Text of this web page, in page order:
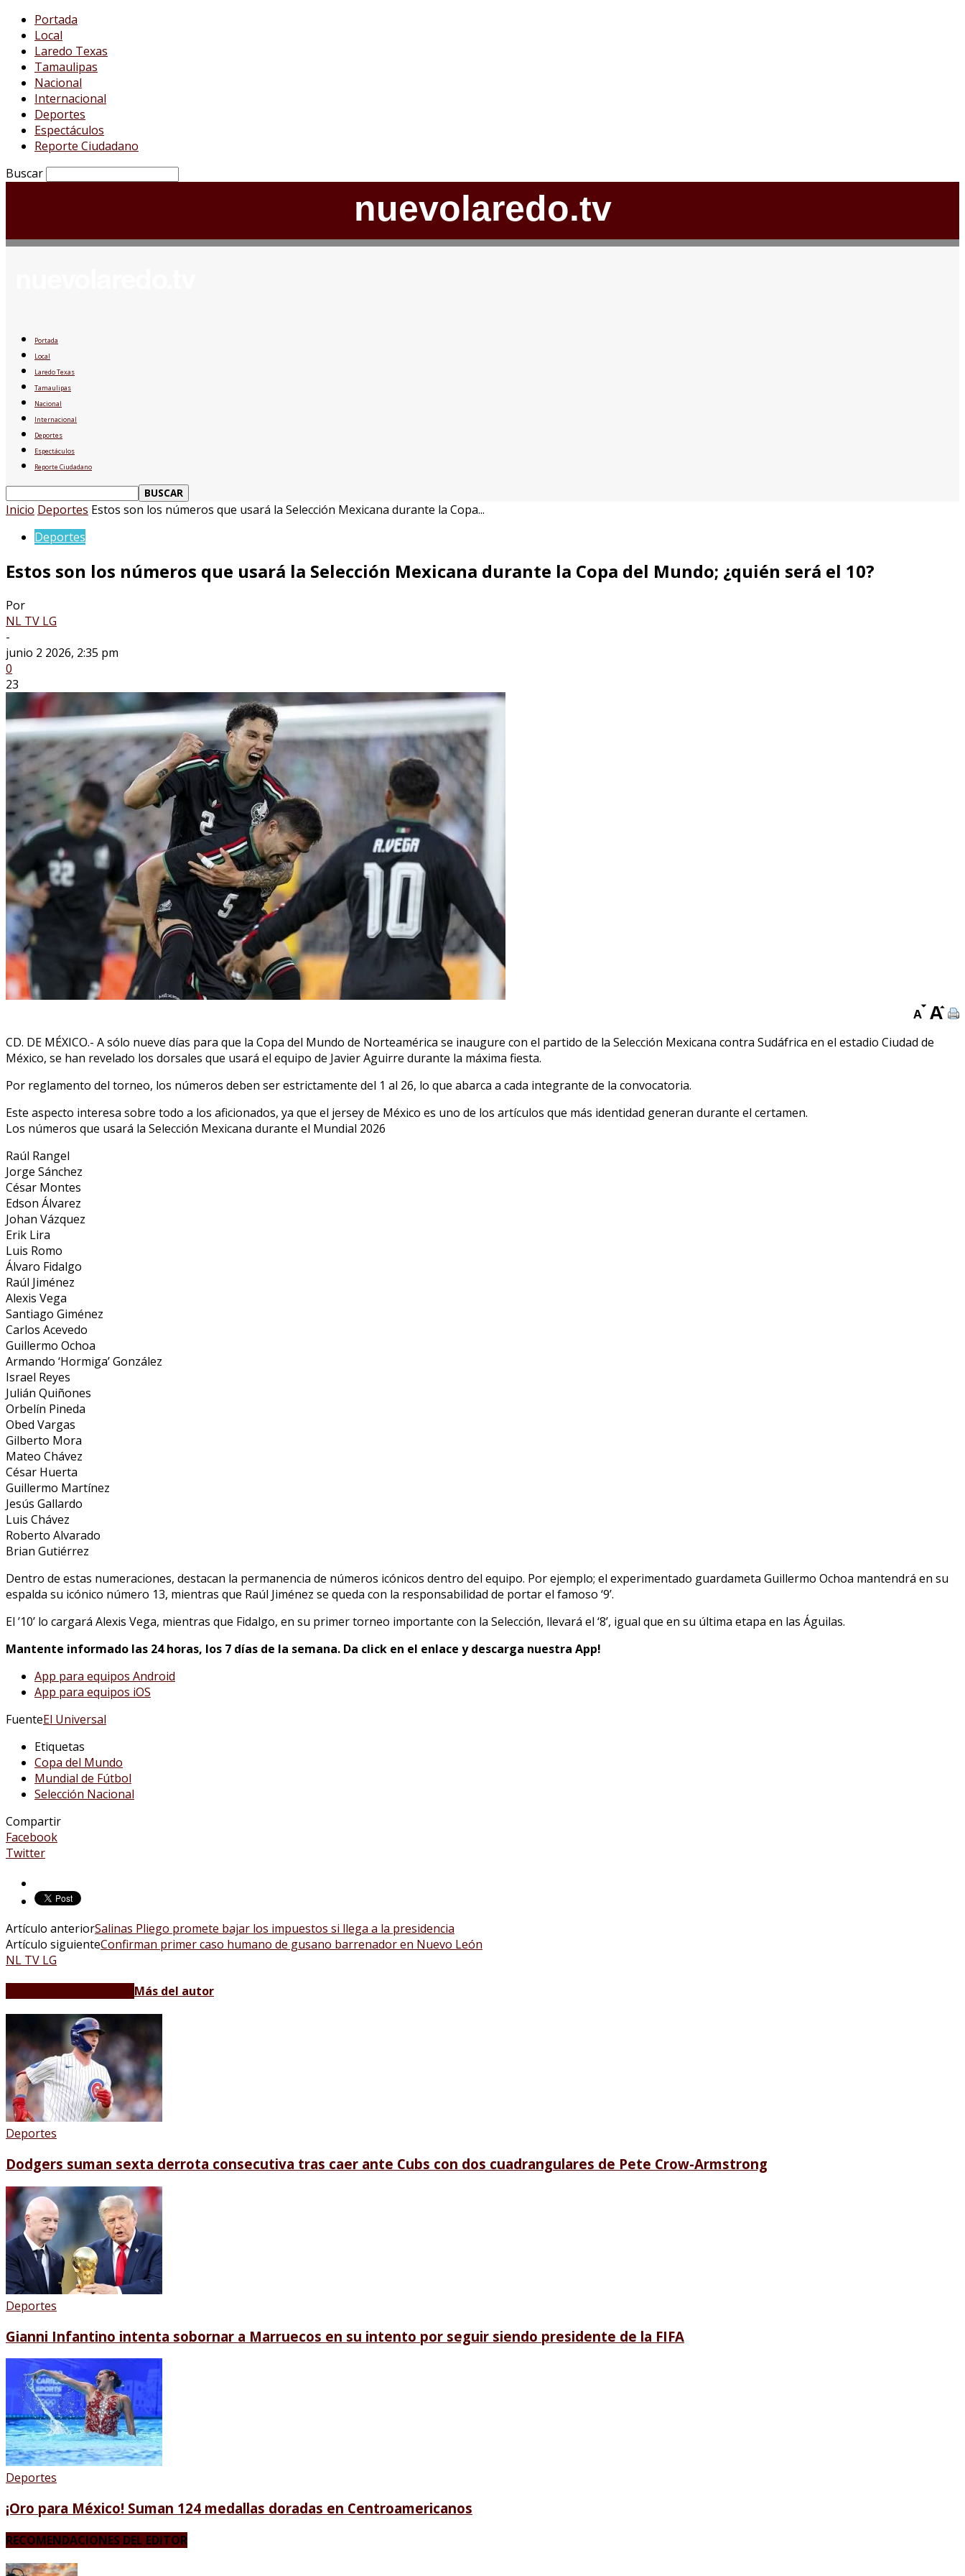
Portada
Local
Laredo Texas
Tamaulipas
Nacional
Internacional
Deportes
Espectáculos
Reporte Ciudadano
Buscar
nuevolaredo.tv
Portada
Local
Laredo Texas
Tamaulipas
Nacional
Internacional
Deportes
Espectáculos
Reporte Ciudadano
Inicio Deportes Estos son los números que usará la Selección Mexicana durante la Copa...
Deportes
Estos son los números que usará la Selección Mexicana durante la Copa del Mundo; ¿quién será el 10?
Por
NL TV LG
-
junio 2 2026, 2:35 pm
0
23
CD. DE MÉXICO.- A sólo nueve días para que la Copa del Mundo de Norteamérica se inaugure con el partido de la Selección Mexicana contra Sudáfrica en el estadio Ciudad de
México, se han revelado los dorsales que usará el equipo de Javier Aguirre durante la máxima fiesta.
Por reglamento del torneo, los números deben ser estrictamente del 1 al 26, lo que abarca a cada integrante de la convocatoria.
Este aspecto interesa sobre todo a los aficionados, ya que el jersey de México es uno de los artículos que más identidad generan durante el certamen.
Los números que usará la Selección Mexicana durante el Mundial 2026
Raúl Rangel
Jorge Sánchez
César Montes
Edson Álvarez
Johan Vázquez
Erik Lira
Luis Romo
Álvaro Fidalgo
Raúl Jiménez
Alexis Vega
Santiago Giménez
Carlos Acevedo
Guillermo Ochoa
Armando ‘Hormiga’ González
Israel Reyes
Julián Quiñones
Orbelín Pineda
Obed Vargas
Gilberto Mora
Mateo Chávez
César Huerta
Guillermo Martínez
Jesús Gallardo
Luis Chávez
Roberto Alvarado
Brian Gutiérrez
Dentro de estas numeraciones, destacan la permanencia de números icónicos dentro del equipo. Por ejemplo; el experimentado guardameta Guillermo Ochoa mantendrá en su
espalda su icónico número 13, mientras que Raúl Jiménez se queda con la responsabilidad de portar el famoso ‘9’.
El ’10’ lo cargará Alexis Vega, mientras que Fidalgo, en su primer torneo importante con la Selección, llevará el ‘8’, igual que en su última etapa en las Águilas.
Mantente informado las 24 horas, los 7 días de la semana. Da click en el enlace y descarga nuestra App!
App para equipos Android
App para equipos iOS
FuenteEl Universal
Etiquetas
Copa del Mundo
Mundial de Fútbol
Selección Nacional
Compartir
Facebook
Twitter
Artículo anteriorSalinas Pliego promete bajar los impuestos si llega a la presidencia
Artículo siguienteConfirman primer caso humano de gusano barrenador en Nuevo León
NL TV LG
Más del autor
Deportes
Dodgers suman sexta derrota consecutiva tras caer ante Cubs con dos cuadrangulares de Pete Crow-Armstrong
Deportes
Gianni Infantino intenta sobornar a Marruecos en su intento por seguir siendo presidente de la FIFA
Deportes
¡Oro para México! Suman 124 medallas doradas en Centroamericanos
RECOMENDACIONES DEL EDITOR